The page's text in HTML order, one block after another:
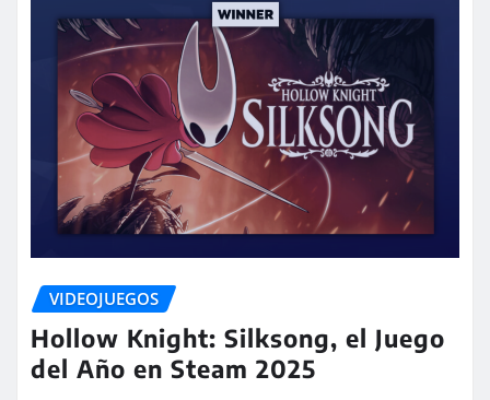
VIDEOJUEGOS
Hollow Knight: Silksong, el Juego
del Año en Steam 2025